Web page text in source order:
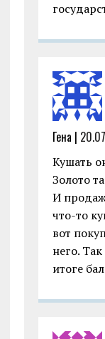
Гена |
Кушать
Золото
И
что-то
вот
него.
итоге